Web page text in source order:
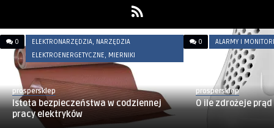
0
ELEKTRONARZĘDZIA, NARZĘDZIA
ELEKTROENERGETYCZNE, MIERNIKI
prospersklep
Istota bezpieczeństwa w codziennej
pracy elektryków
0 ALARMY I
prospersklep
O ile zdrożeje prąd